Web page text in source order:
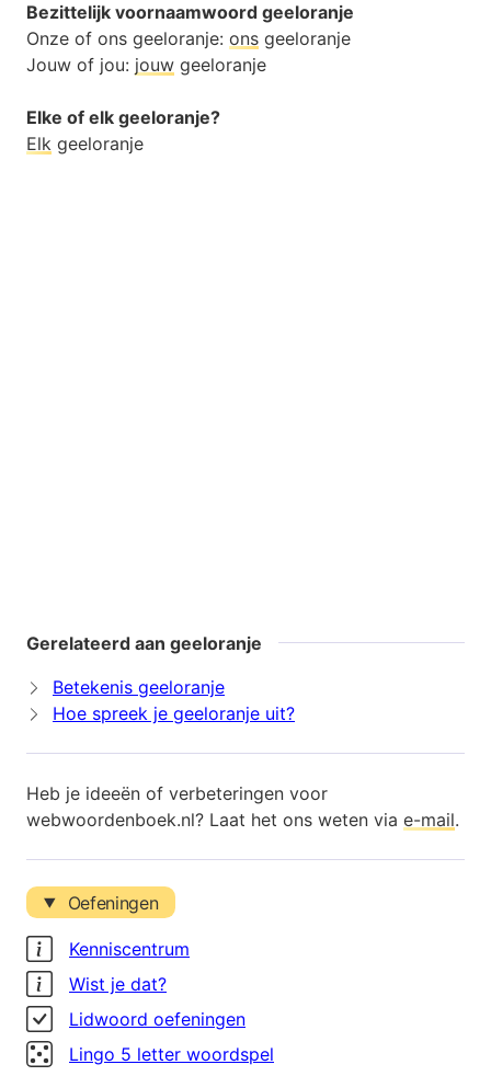
Bezittelijk voornaamwoord geeloranje
Onze of ons geeloranje: ons geeloranje
Jouw of jou: jouw geeloranje
Elke of elk geeloranje?
Elk geeloranje
Gerelateerd aan geeloranje
Betekenis geeloranje
Hoe spreek je geeloranje uit?
Heb je ideeën of verbeteringen voor
webwoordenboek.nl? Laat het ons weten via e-mail.
Oefeningen
Kenniscentrum
Wist je dat?
Lidwoord oefeningen
Lingo 5 letter woordspel